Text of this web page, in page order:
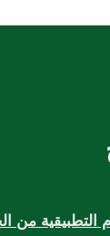
من